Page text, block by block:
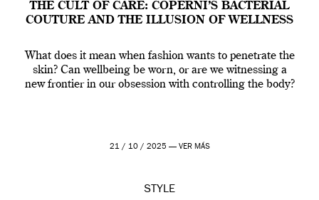
THE CULT OF CARE: COPERNI’S BACTERIAL
COUTURE AND THE ILLUSION OF WELLNESS
What does it mean when fashion wants to penetrate the
skin? Can wellbeing be worn, or are we witnessing a
new frontier in our obsession with controlling the body?
21 / 10 / 2025 — VER MÁS
STYLE